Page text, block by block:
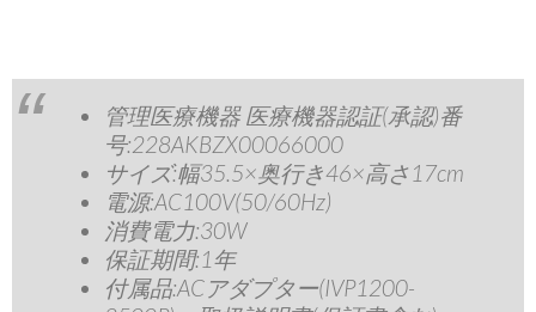
管理医療機器 医療機器認証(承認)番
号:228AKBZX00066000
サイズ:幅35.5×奥行き46×高さ17cm
電源:AC100V(50/60Hz)
消費電力:30W
保証期間:1年
付属品:ACアダプター(IVP1200-